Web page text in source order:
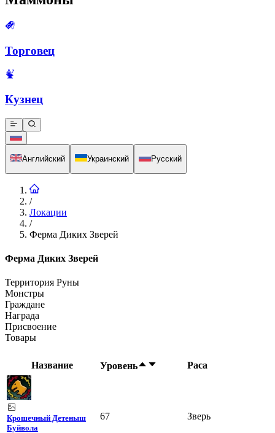
Торговец
Кузнец
Английский Украинский Русский
/
Локации
/
Ферма Диких Зверей
Ферма Диких Зверей
Территория Руны
Монстры
Граждане
Награда
Присвоение
Товары
Название Уровень Раса
Крошечный Детеныш
Буйвола
67 Зверь